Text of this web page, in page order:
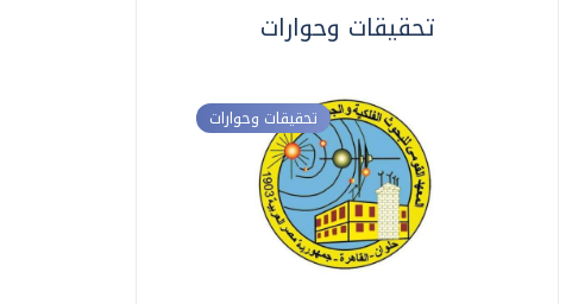
تحقيقات وحوارات
تحقيقات وحوارات